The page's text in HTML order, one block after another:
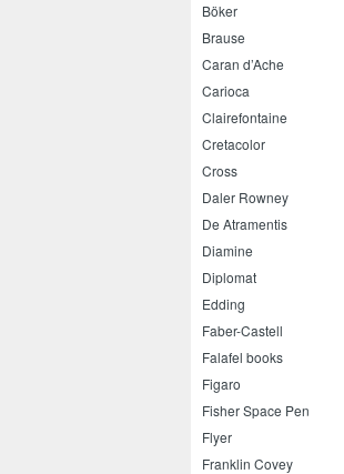
Böker
Brause
Caran d’Ache
Carioca
Clairefontaine
Cretacolor
Cross
Daler Rowney
De Atramentis
Diamine
Diplomat
Edding
Faber-Castell
Falafel books
Figaro
Fisher Space Pen
Flyer
Franklin Covey